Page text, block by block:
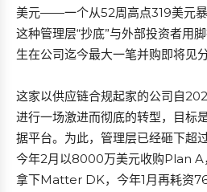
美元——一个从52周高点319美元暴
这种管理层“抄底”与外部投资者用
生在公司迄今最大一笔并购即将见
这家以供应链合规起家的公司自
进行一场激进而彻底的转型，目标
据平台。为此，管理层已经砸下超
今年2月以8000万美元收购Plan A
拿下Matter DK，今年1月再耗资